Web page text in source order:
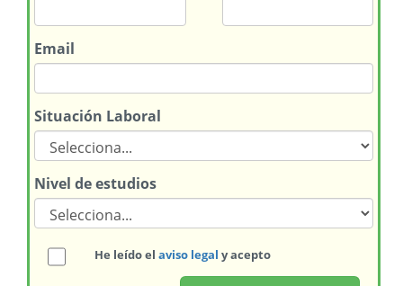
Email
Situación Laboral
Nivel de estudios
He leído el aviso legal y acepto